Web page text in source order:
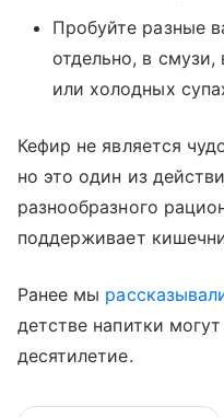
Пробуйте разные
отдельно, в
или холодных
Кефир не является
но это один из
разнообразного
поддерживает
Ранее мы
детстве напитки
десятилетие.